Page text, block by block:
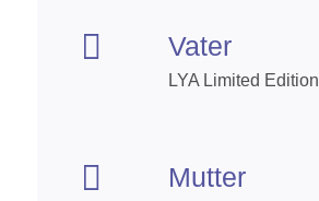
 Vater
LYA Limited Edition
 Mutter